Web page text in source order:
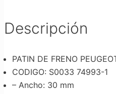
Descripción
PATIN DE FRENO
CODIGO: S0033 74993-1
– Ancho: 30 mm